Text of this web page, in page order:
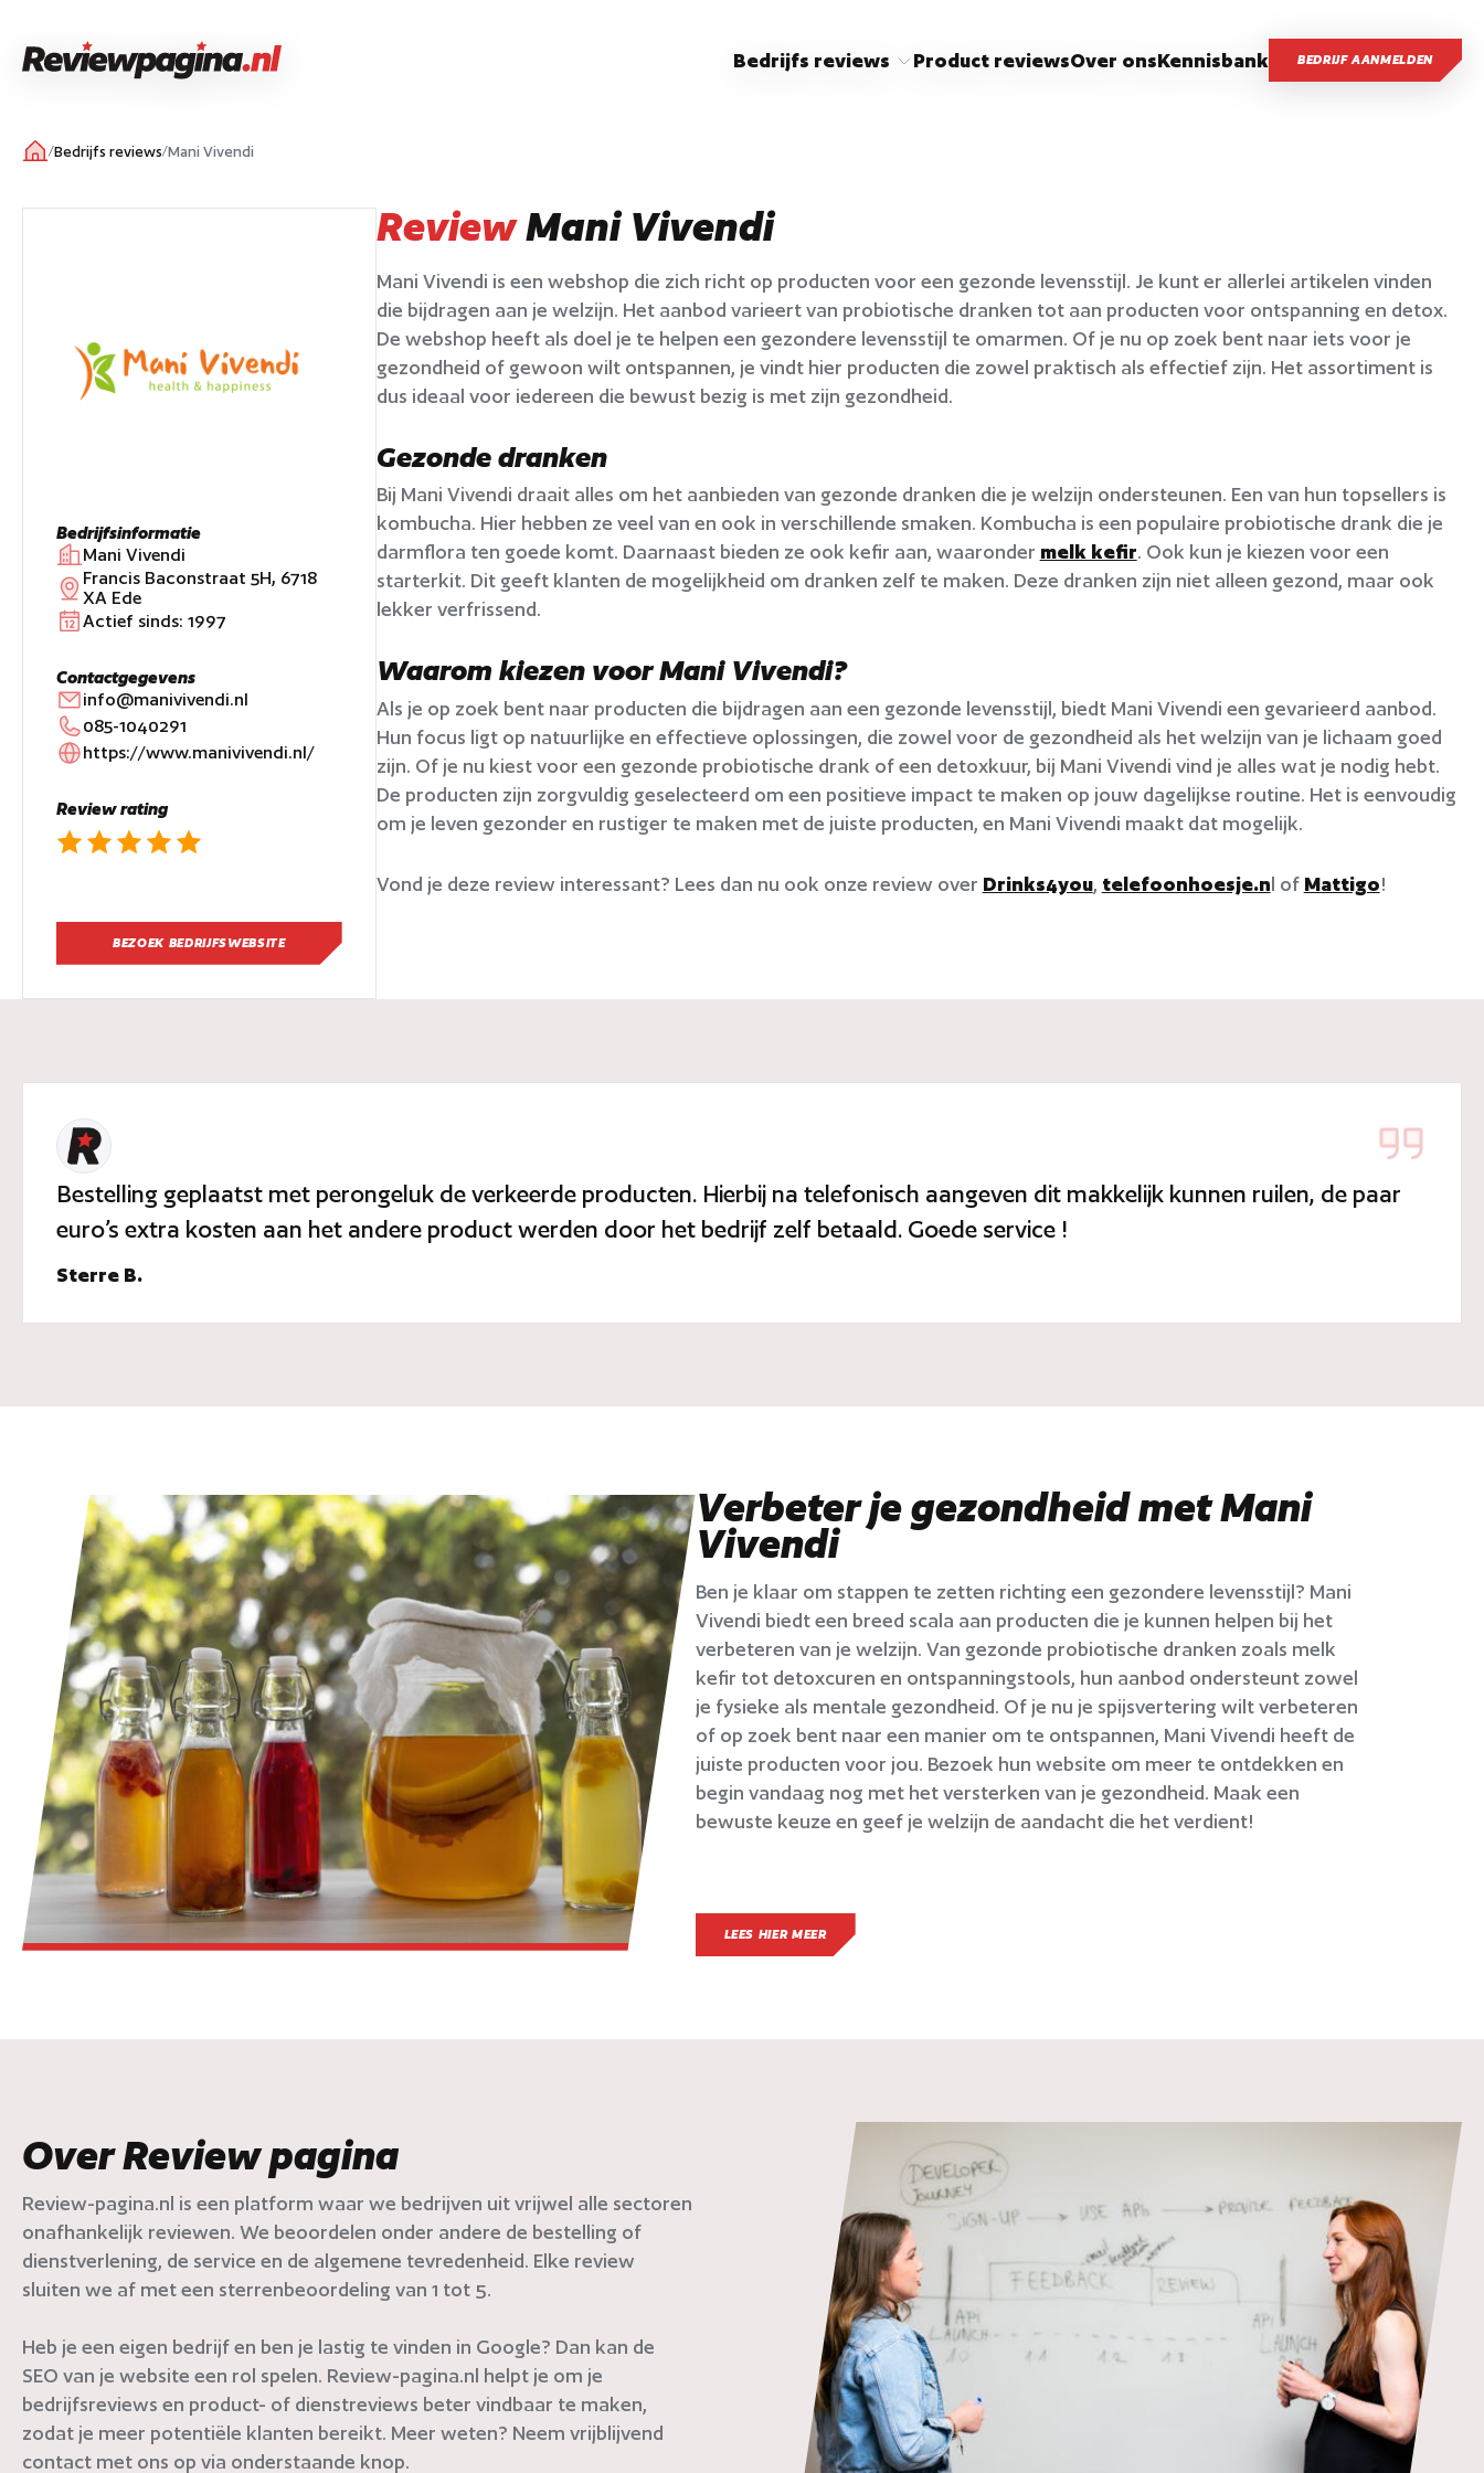
Bedrijfs reviews Product reviewsOver onsKennisbank BEDRIJF AANMELDEN
/Bedrijfs reviews/Mani Vivendi
Bedrijfsinformatie
Mani Vivendi
Francis Baconstraat 5H, 6718
XA Ede
Actief sinds: 1997
Contactgegevens
info@manivivendi.nl
085-1040291
https://www.manivivendi.nl/
Review rating
BEZOEK BEDRIJFSWEBSITE
ReviewMani Vivendi
Mani Vivendi is een webshop die zich richt op producten voor een gezonde levensstijl. Je kunt er allerlei artikelen vinden
die bijdragen aan je welzijn. Het aanbod varieert van probiotische dranken tot aan producten voor ontspanning en detox.
De webshop heeft als doel je te helpen een gezondere levensstijl te omarmen. Of je nu op zoek bent naar iets voor je
gezondheid of gewoon wilt ontspannen, je vindt hier producten die zowel praktisch als effectief zijn. Het assortiment is
dus ideaal voor iedereen die bewust bezig is met zijn gezondheid.
Gezonde dranken
Bij Mani Vivendi draait alles om het aanbieden van gezonde dranken die je welzijn ondersteunen. Een van hun topsellers is
kombucha. Hier hebben ze veel van en ook in verschillende smaken. Kombucha is een populaire probiotische drank die je
darmflora ten goede komt. Daarnaast bieden ze ook kefir aan, waaronder melk kefir. Ook kun je kiezen voor een
starterkit. Dit geeft klanten de mogelijkheid om dranken zelf te maken. Deze dranken zijn niet alleen gezond, maar ook
lekker verfrissend.
Waarom kiezen voor Mani Vivendi?
Als je op zoek bent naar producten die bijdragen aan een gezonde levensstijl, biedt Mani Vivendi een gevarieerd aanbod.
Hun focus ligt op natuurlijke en effectieve oplossingen, die zowel voor de gezondheid als het welzijn van je lichaam goed
zijn. Of je nu kiest voor een gezonde probiotische drank of een detoxkuur, bij Mani Vivendi vind je alles wat je nodig hebt.
De producten zijn zorgvuldig geselecteerd om een positieve impact te maken op jouw dagelijkse routine. Het is eenvoudig
om je leven gezonder en rustiger te maken met de juiste producten, en Mani Vivendi maakt dat mogelijk.
Vond je deze review interessant? Lees dan nu ook onze review over Drinks4you, telefoonhoesje.nl of Mattigo!
Bestelling geplaatst met perongeluk de verkeerde producten. Hierbij na telefonisch aangeven dit makkelijk kunnen ruilen, de paar
euro’s extra kosten aan het andere product werden door het bedrijf zelf betaald. Goede service !
Sterre B.
Verbeter je gezondheid met Mani
Vivendi
Ben je klaar om stappen te zetten richting een gezondere levensstijl? Mani
Vivendi biedt een breed scala aan producten die je kunnen helpen bij het
verbeteren van je welzijn. Van gezonde probiotische dranken zoals melk
kefir tot detoxcuren en ontspanningstools, hun aanbod ondersteunt zowel
je fysieke als mentale gezondheid. Of je nu je spijsvertering wilt verbeteren
of op zoek bent naar een manier om te ontspannen, Mani Vivendi heeft de
juiste producten voor jou. Bezoek hun website om meer te ontdekken en
begin vandaag nog met het versterken van je gezondheid. Maak een
bewuste keuze en geef je welzijn de aandacht die het verdient!
LEES HIER MEER
Over Review pagina
Review-pagina.nl is een platform waar we bedrijven uit vrijwel alle sectoren
onafhankelijk reviewen. We beoordelen onder andere de bestelling of
dienstverlening, de service en de algemene tevredenheid. Elke review
sluiten we af met een sterrenbeoordeling van 1 tot 5.
Heb je een eigen bedrijf en ben je lastig te vinden in Google? Dan kan de
SEO van je website een rol spelen. Review-pagina.nl helpt je om je
bedrijfsreviews en product- of dienstreviews beter vindbaar te maken,
zodat je meer potentiële klanten bereikt. Meer weten? Neem vrijblijvend
contact met ons op via onderstaande knop.